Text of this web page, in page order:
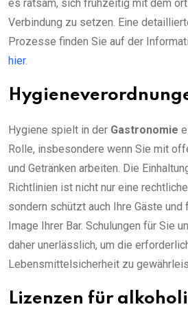
es ratsam, sich frühzeitig mit dem
Verbindung zu setzen. Eine
Prozesse finden Sie auf der
hier.
Hygiene spielt in der Gastronomie
Rolle, insbesondere wenn Sie mit
und Getränken arbeiten. Die
Richtlinien ist nicht nur eine
sondern schützt auch Ihre Gäste
Image Ihrer Bar. Schulungen für Sie
daher unerlässlich, um die
Lebensmittelsicherheit zu
Lizenzen für